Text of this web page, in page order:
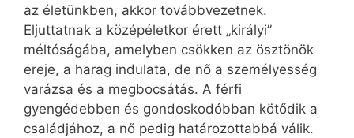
az életünkben, akkor továbbvezetnek.
Eljuttatnak a középéletkor érett „királyi”
méltóságába, amelyben csökken az ösztönök
ereje, a harag indulata, de nő a személyesség
varázsa és a megbocsátás. A férfi
gyengédebben és gondoskodóbban kötődik a
családjához, a nő pedig határozottabbá válik.